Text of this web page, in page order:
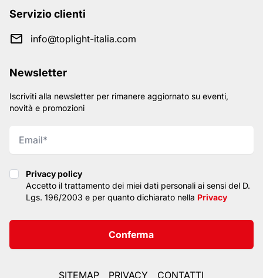
Servizio clienti
info@toplight-italia.com
Newsletter
Iscriviti alla newsletter per rimanere aggiornato su eventi,
novità e promozioni
Privacy policy
Privacy policy
Accetto il trattamento dei miei dati personali ai sensi del D.
Lgs. 196/2003 e per quanto dichiarato nella Privacy
Conferma
SITEMAP PRIVACY CONTATTI